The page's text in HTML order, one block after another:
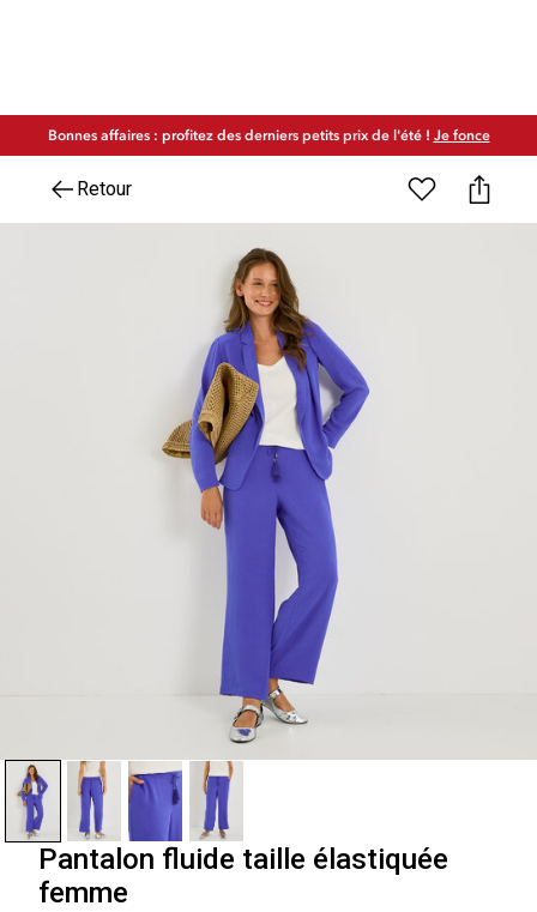
Bonnes affaires : profitez des derniers petits prix de l'été ! Je fonce
Retour
Pantalon fluide taille élastiquée
femme